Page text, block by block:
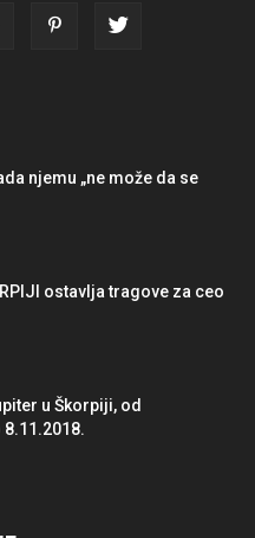
njemu „ne može da se
ostavlja tragove za ceo
u Škorpiji, od